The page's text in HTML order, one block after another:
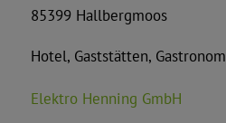
85399 Hallbergmoos
Hotel, Gaststätten,
Elektro Henning GmbH